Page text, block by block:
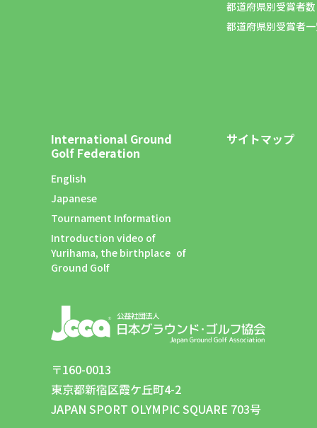
都道府県別受賞者数
都道府県別受賞者
International Ground
Golf Federation
English
Japanese
Tournament Information
Introduction video of
Yurihama, the birthplace of
Ground Golf
サイトマップ
〒160-0013
東京都新宿区霞ケ丘町4-2
JAPAN SPORT OLYMPIC SQUARE 703号